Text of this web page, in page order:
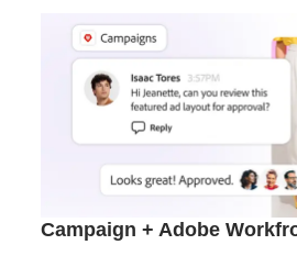
Campaign + Adobe